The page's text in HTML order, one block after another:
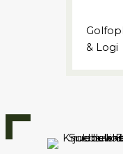
& Logi